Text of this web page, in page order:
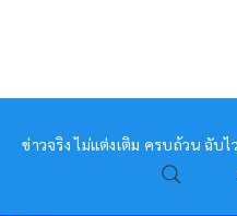
หมอข่าว
ข่าวจริง ไม่แต่งเติม ครบถ้วน ฉับ